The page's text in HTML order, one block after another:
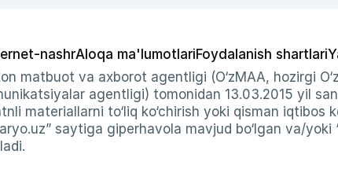
nashrAloqa ma'lumotlariFoydalanish shartlari
matbuot va axborot agentligi (O‘zMAA, hozirgi
agentligi) tomonidan 13.03.2015 yil
materiallarni to‘liq ko‘chirish yoki qisman
saytiga giperhavola mavjud bo‘lgan va/